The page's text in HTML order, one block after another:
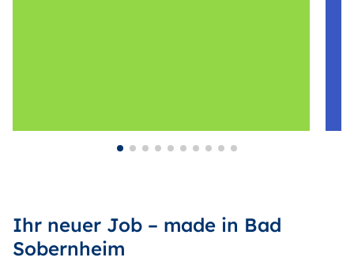
Ihr neuer Job – made in Bad
Sobernheim